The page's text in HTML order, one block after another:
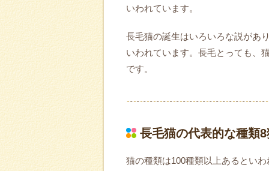
いわれています。
長毛猫の誕生はいろいろな説があ
いわれています。長毛とっても、
です。
長毛猫の代表的な種類
猫の種類は100種類以上あるとい